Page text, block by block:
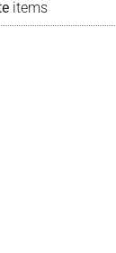
items